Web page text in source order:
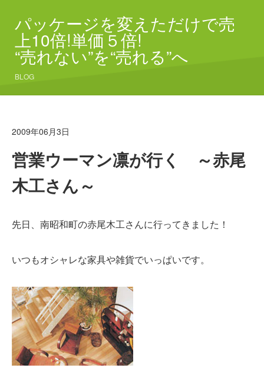
パッケージを変えただけで売
上10倍!単価５倍!
“売れない”を“売れる”へ
BLOG
2009年06月3日
営業ウーマン凛が行く ～赤尾
木工さん～
先日、南昭和町の赤尾木工さんに行ってきました！
いつもオシャレな家具や雑貨でいっぱいです。